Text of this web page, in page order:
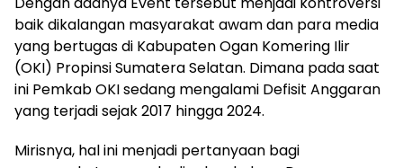
baik dikalangan masyarakat awam dan para media
yang bertugas di Kabupaten Ogan Komering Ilir
(OKI) Propinsi Sumatera Selatan. Dimana pada saat
ini Pemkab OKI sedang mengalami Defisit Anggaran
yang terjadi sejak 2017 hingga 2024.
Mirisnya, hal ini menjadi pertanyaan bagi